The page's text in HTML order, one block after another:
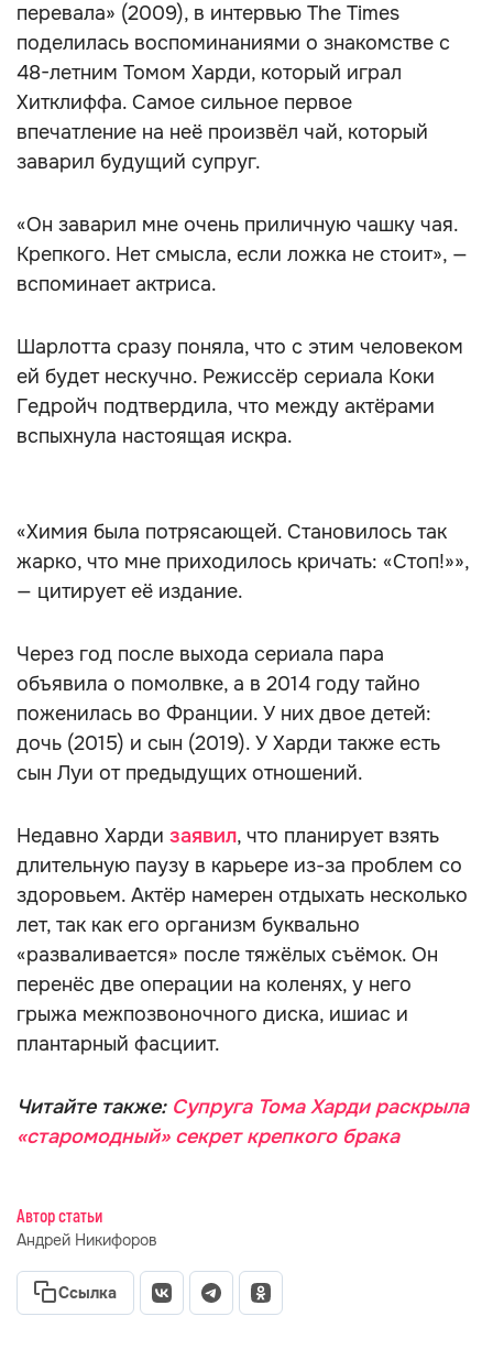
перевала» (2009), в интервью The Times
поделилась воспоминаниями о знакомстве с
48-летним Томом Харди, который играл
Хитклиффа. Самое сильное первое
впечатление на неё произвёл чай, который
заварил будущий супруг.
«Он заварил мне очень приличную чашку чая.
Крепкого. Нет смысла, если ложка не стоит», —
вспоминает актриса.
Шарлотта сразу поняла, что с этим человеком
ей будет нескучно. Режиссёр сериала Коки
Гедройч подтвердила, что между актёрами
вспыхнула настоящая искра.
«Химия была потрясающей. Становилось так
жарко, что мне приходилось кричать: «Стоп!»»,
— цитирует её издание.
Через год после выхода сериала пара
объявила о помолвке, а в 2014 году тайно
поженилась во Франции. У них двое детей:
дочь (2015) и сын (2019). У Харди также есть
сын Луи от предыдущих отношений.
Недавно Харди заявил, что планирует взять
длительную паузу в карьере из-за проблем со
здоровьем. Актёр намерен отдыхать несколько
лет, так как его организм буквально
«разваливается» после тяжёлых съёмок. Он
перенёс две операции на коленях, у него
грыжа межпозвоночного диска, ишиас и
плантарный фасциит.
Читайте также: Супруга Тома Харди раскрыла
«старомодный» секрет крепкого брака
Автор статьи
Андрей Никифоров
Ссылка